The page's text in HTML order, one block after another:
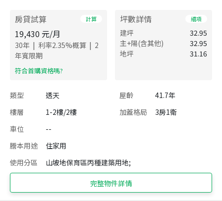
房貸試算 計算
19,430 元/月
30年 | 利率2.35%概算 | 2
年寬限期
​符合首購資格嗎?
坪數詳情 細項
建坪
32.95
主+陽(含其他)
32.95
地坪
31.16
類型 透天 屋齡
41.7年
樓層
1-2樓/2樓 加蓋格局
3房1衛
車位
--
謄本用途
住家用
使用分區
山坡地保育區丙種建築用地;
完整物件詳情